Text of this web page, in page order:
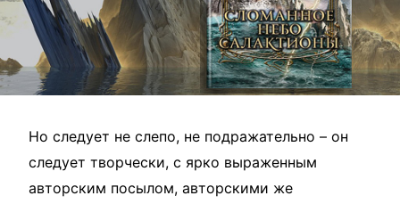
Но следует не слепо, не подражательно – он
следует творчески, с ярко выраженным
авторским посылом, авторскими же